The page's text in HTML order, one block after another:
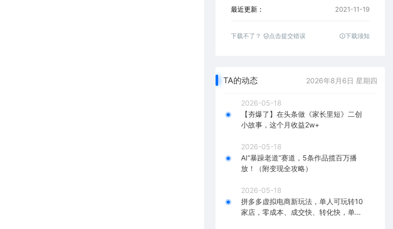
最近更新： 2021-11-19
下载不了？ 点击提交错误 下载须知
TA的动态 2026年8月6日 星期四
2026-05-18
【夯爆了】在头条做《家长里短》二创
小故事，这个月收益2w+
2026-05-18
AI“暴躁老道”赛道，5条作品揽百万播
放！（附变现全攻略）
2026-05-18
拼多多虚拟电商新玩法，单人可玩转10
家店，零成本、成交快、转化快，单店